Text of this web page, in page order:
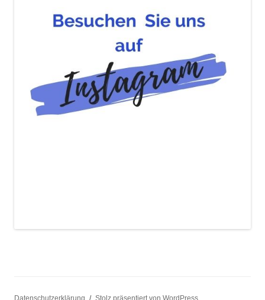
Datenschutzerklärung Stolz präsentiert von WordPress